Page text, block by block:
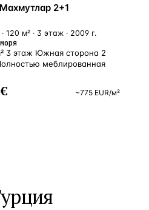
2+1
120 м² · 3 этаж · 2009 г.
3 этаж Южная сторона 2
меблированная
~775 EUR/м²